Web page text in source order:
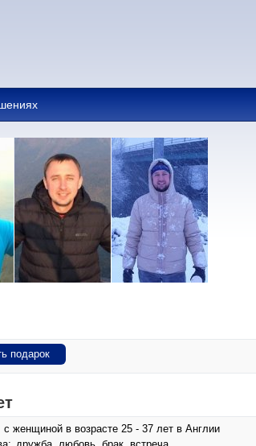
подарок
с женщиной в возрасте 25 - 37 лет в Англии